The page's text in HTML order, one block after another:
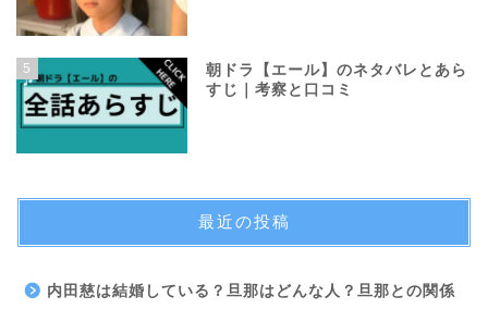
5
朝ドラ【エール】のネタバレとあら
すじ｜考察と口コミ
最近の投稿
内田慈は結婚している？旦那はどんな人？旦那との関係